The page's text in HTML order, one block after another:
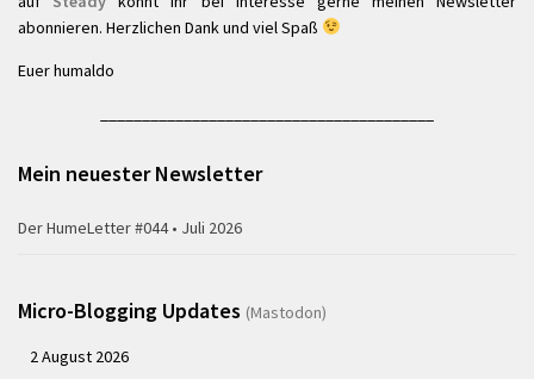
abonnieren. Herzlichen Dank und viel Spaß
Euer humaldo
Mein neuester Newsletter
Der HumeLetter #044 • Juli 2026
Micro-Blogging Updates (Mastodon)
2 August 2026